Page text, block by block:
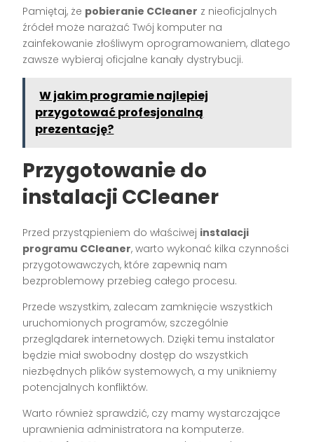
Pamiętaj, że pobieranie CCleaner z nieoficjalnych
źródeł może narażać Twój komputer na
zainfekowanie złośliwym oprogramowaniem, dlatego
zawsze wybieraj oficjalne kanały dystrybucji.
W jakim programie najlepiej
przygotować profesjonalną
prezentację?
Przygotowanie do
instalacji CCleaner
Przed przystąpieniem do właściwej instalacji
programu CCleaner, warto wykonać kilka czynności
przygotowawczych, które zapewnią nam
bezproblemowy przebieg całego procesu.
Przede wszystkim, zalecam zamknięcie wszystkich
uruchomionych programów, szczególnie
przeglądarek internetowych. Dzięki temu instalator
będzie miał swobodny dostęp do wszystkich
niezbędnych plików systemowych, a my unikniemy
potencjalnych konfliktów.
Warto również sprawdzić, czy mamy wystarczające
uprawnienia administratora na komputerze.